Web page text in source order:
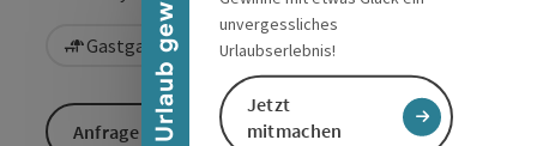
unvergessliches
Urlaubserlebnis!
Jetzt
mitmachen
Gastgarten / Terrasse
Anfrage senden